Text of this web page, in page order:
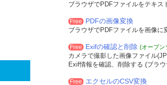
ブラウザでPDFファイルをテキス
Free PDFの画像変換
ブラウザでPDFファイルを画像に
Free Exifの確認と削除 (オープン
カメラで撮影した画像ファイル
Exif情報を確認、削除する (ブラ
Free エクセルのCSV変換